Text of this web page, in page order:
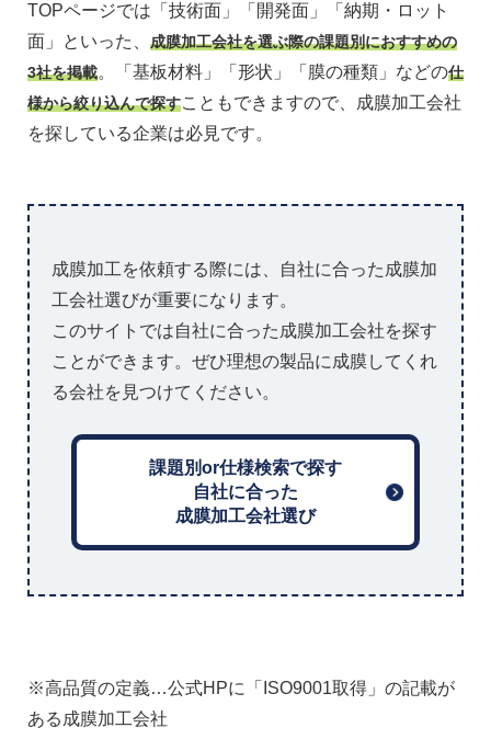
TOPページでは「技術面」「開発面」「納期・ロット
面」といった、 成膜加工会社を選ぶ際の課題別におすすめの
3社を掲載。「基板材料」「形状」「膜の種類」などの仕
様から絞り込んで探すこともできますので、成膜加工会社
を探している企業は必見です。
成膜加工を依頼する際には、自社に合った成膜加
工会社選びが重要になります。
このサイトでは自社に合った成膜加工会社を探す
ことができます。ぜひ理想の製品に成膜してくれ
る会社を見つけてください。
課題別or仕様検索で探す
自社に合った
成膜加工会社選び
※高品質の定義…公式HPに「ISO9001取得」の記載が
ある成膜加工会社